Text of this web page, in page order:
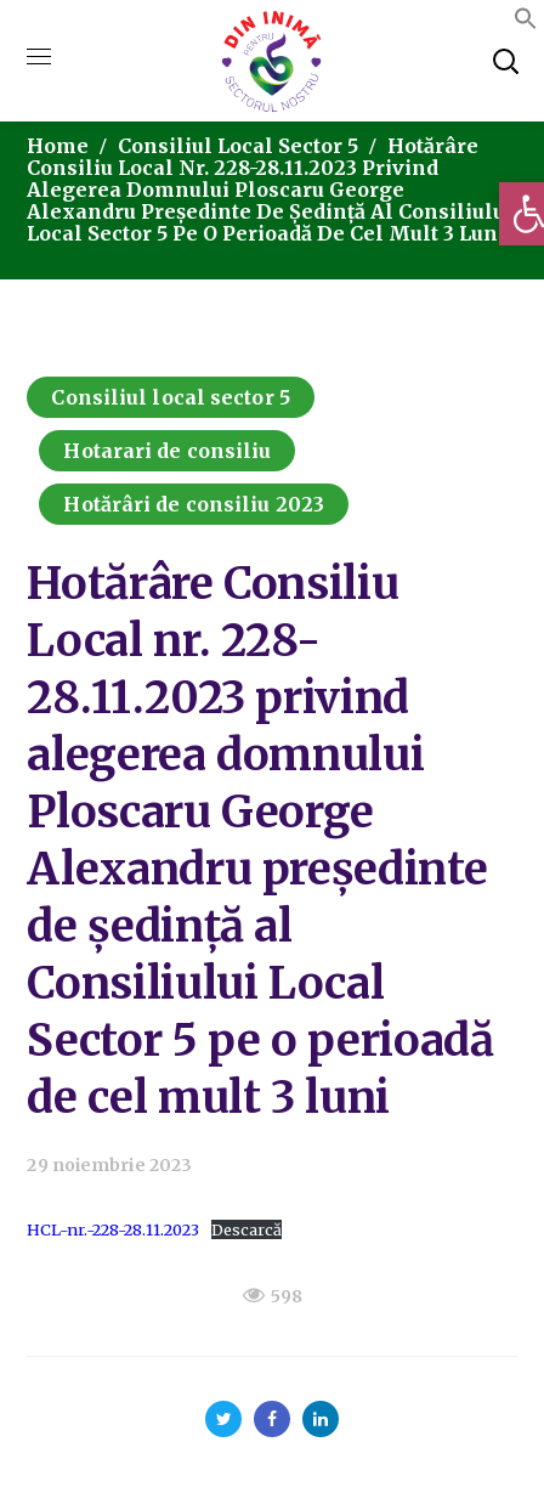
Home Consiliul Local Sector 5
Hotărâre
Consiliu Local Nr. 228-28.11.2023 Privind
Alegerea Domnului Ploscaru George
Alexandru Preşedinte De Şedinţă Al Consiliului
Local Sector 5 Pe O Perioadă De Cel Mult 3 Luni
Consiliul local sector 5
Hotarari de consiliu
Hotărâri de consiliu 2023
Hotărâre Consiliu
Local nr. 228-
28.11.2023 privind
alegerea domnului
Ploscaru George
Alexandru preşedinte
de şedinţă al
Consiliului Local
Sector 5 pe o perioadă
de cel mult 3 luni
29 noiembrie 2023
HCL-nr.-228-28.11.2023 Descarcă
598